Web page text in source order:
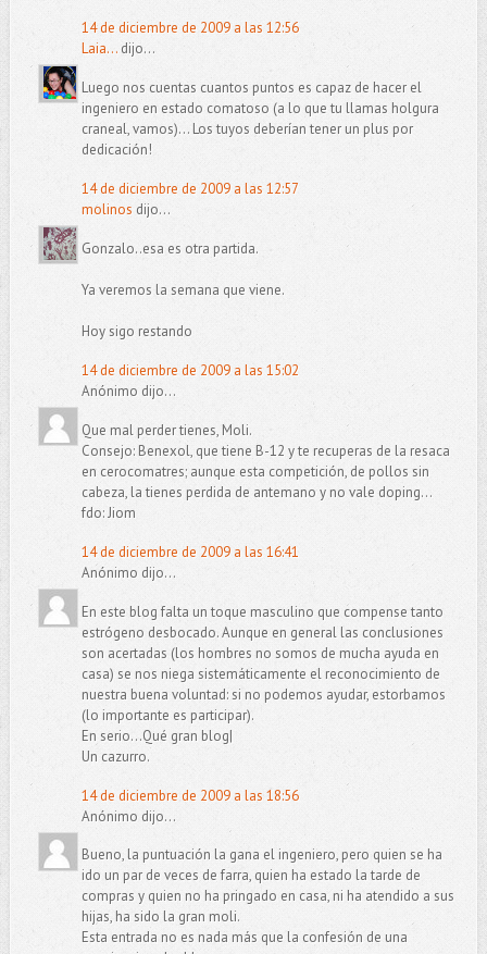
14 de diciembre de 2009 a las 12:56
Laia...dijo...
Luego nos cuentas cuantos puntos es capaz de hacer el
ingeniero en estado comatoso (a lo que tu llamas holgura
craneal, vamos)... Los tuyos deberían tener un plus por
dedicación!
14 de diciembre de 2009 a las 12:57
molinos dijo...
Gonzalo..esa es otra partida.
Ya veremos la semana que viene.
Hoy sigo restando
14 de diciembre de 2009 a las 15:02
Anónimo dijo...
Que mal perder tienes, Moli.
Consejo: Benexol, que tiene B-12 y te recuperas de la resaca
en cerocomatres; aunque esta competición, de pollos sin
cabeza, la tienes perdida de antemano y no vale doping...
fdo: Jiom
14 de diciembre de 2009 a las 16:41
Anónimo dijo...
En este blog falta un toque masculino que compense tanto
estrógeno desbocado. Aunque en general las conclusiones
son acertadas (los hombres no somos de mucha ayuda en
casa) se nos niega sistemáticamente el reconocimiento de
nuestra buena voluntad: si no podemos ayudar, estorbamos
(lo importante es participar).
En serio...Qué gran blog|
Un cazurro.
14 de diciembre de 2009 a las 18:56
Anónimo dijo...
Bueno, la puntuación la gana el ingeniero, pero quien se ha
ido un par de veces de farra, quien ha estado la tarde de
compras y quien no ha pringado en casa, ni ha atendido a sus
hijas, ha sido la gran moli.
Esta entrada no es nada más que la confesión de una